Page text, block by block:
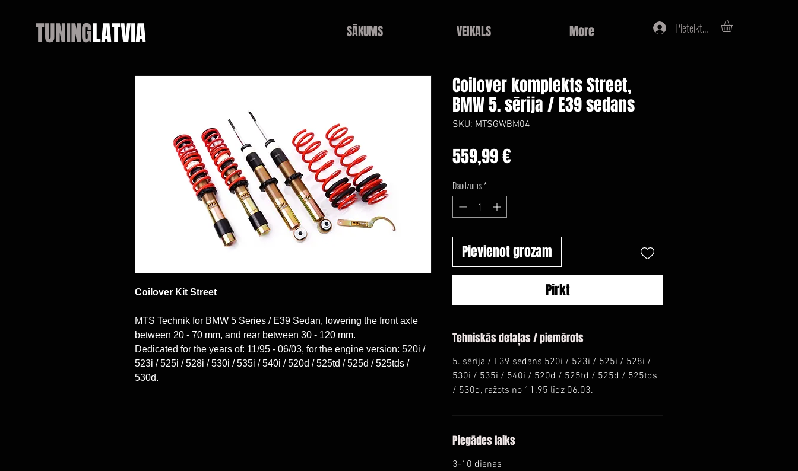
TUNINGLATVIA SĀKUMS VEIKALS More Pieteikties
Coilover Kit Street
MTS Technik for BMW 5 Series / E39 Sedan, lowering the front axle
between 20 - 70 mm, and rear between 30 - 120 mm.
Dedicated for the years of: 11/95 - 06/03, for the engine version: 520i /
523i / 525i / 528i / 530i / 535i / 540i / 520d / 525td / 525d / 525tds /
530d.
Coilover komplekts Street,
BMW 5. sērija / E39 sedans
SKU: MTSGWBM04
559,99 €Cena
Daudzums*
Pievienot grozam
Pirkt
Tehniskās detaļas / piemērots
5. sērija / E39 sedans 520i / 523i / 525i / 528i /
530i / 535i / 540i / 520d / 525td / 525d / 525tds
/ 530d, ražots no 11.95 līdz 06.03.
Piegādes laiks
3-10 dienas